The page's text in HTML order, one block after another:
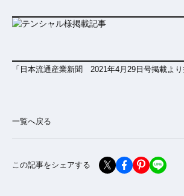
「日本流通産業新聞 2021年4月29日号掲載より
一覧へ戻る
この記事をシェアする